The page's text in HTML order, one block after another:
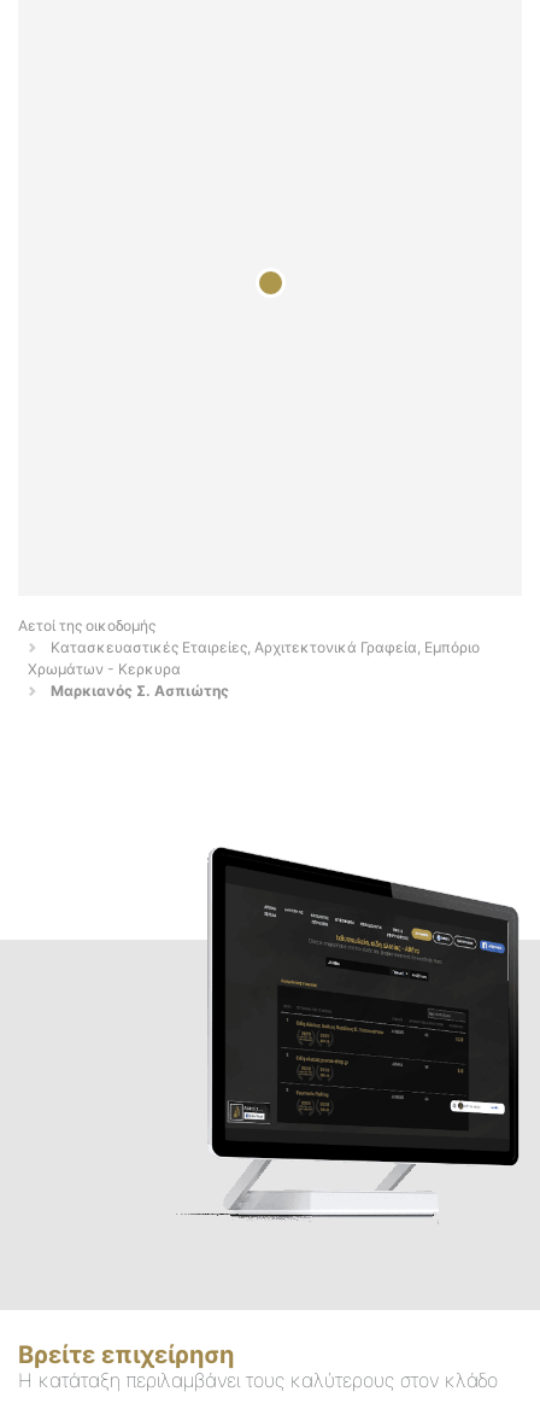
Αετοί της οικοδομής
Κατασκευαστικές Εταιρείες, Αρχιτεκτονικά Γραφεία, Εμπόριο
Χρωμάτων - Κερκυρα
Μαρκιανός Σ. Ασπιώτης
Βρείτε επιχείρηση
Η κατάταξη περιλαμβάνει τους καλύτερους στον κλάδο